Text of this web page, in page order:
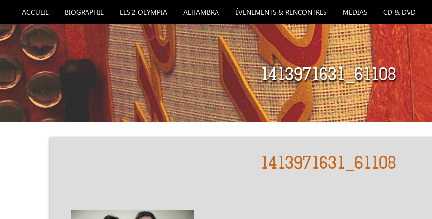
ACCUEIL BIOGRAPHIE LES 2 OLYMPIA ALHAMBRA ÉVÉNEMENTS & RENCONTRES MÉDIAS CD & DVD
1413971631_61108
1413971631_61108